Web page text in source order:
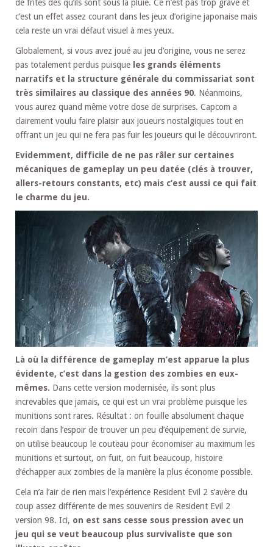
de frites dès qu’ils sont sous la pluie. Ce n’est pas trop grave et
c’est un effet assez courant dans les jeux d’origine japonaise mais
cela reste un vrai défaut visuel à mes yeux.
Globalement, si vous avez joué au jeu d’origine, vous ne serez
pas totalement perdus puisque les grands éléments
narratifs et la structure générale du commissariat sont
très similaires au classique des années 90. Néanmoins,
vous aurez quand même votre dose de surprises. Capcom a
clairement voulu faire plaisir aux joueurs nostalgiques tout en
offrant un jeu qui ne fera pas fuir les joueurs qui le découvriront.
Evidemment, difficile de ne pas râler sur certaines
mécaniques de gameplay un peu datée (clés à trouver,
allers-retours constants, etc) mais c’est aussi ce qui fait
le charme du jeu.
Là où la différence de gameplay m’est apparue la plus
évidente, c’est dans la gestion des zombies en eux-
mêmes. Dans cette version modernisée, ils sont plus
increvables que jamais, ce qui est un vrai problème puisque les
munitions sont rares. Résultat : on fouille absolument chaque
recoin dans l’espoir de trouver un peu d’équipement de survie,
on utilise beaucoup le couteau pour économiser au maximum les
munitions et surtout, on fuit, on fuit beaucoup, histoire
d’échapper aux zombies de la manière la plus économe possible.
Cela n’a l’air de rien mais l’expérience Resident Evil 2 s’avère du
coup assez différente de mes souvenirs de Resident Evil 2
version 98. Ici, on est sans cesse sous pression avec un
jeu qui se veut beaucoup plus survivaliste que son